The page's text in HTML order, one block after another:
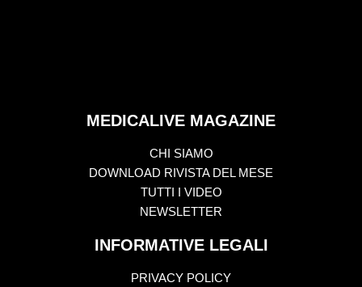
MEDICALIVE MAGAZINE
CHI SIAMO
DOWNLOAD RIVISTA DEL MESE
TUTTI I VIDEO
NEWSLETTER
INFORMATIVE LEGALI
PRIVACY POLICY